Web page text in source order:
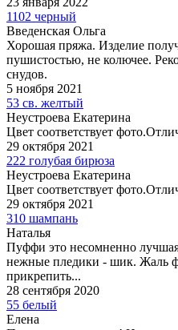
1102 черный
Введенская Ольга
Хорошая пряжа. Изделие
пушистостью, не колючее.
снудов.
5 ноября 2021
53 св. желтый
Неустроева Екатерина
Цвет соответствует
29 октября 2021
222 голубая бирюза
Неустроева Екатерина
Цвет соответствует
29 октября 2021
310 шампань
Наталья
Пуффи это несомненно
нежные пледики - шик. Жаль
прикрепить...
28 сентября 2020
55 белый
Елена